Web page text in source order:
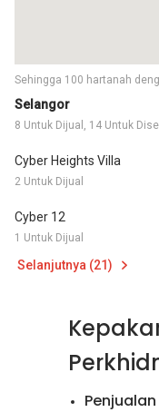
Selangor
8 Untuk Dijual, 14 Untuk
Cyber Heights Villa
2 Untuk Dijual
Cyber 12
1 Untuk Dijual
Selanjutnya (21)
Sehingga 100 hartanah